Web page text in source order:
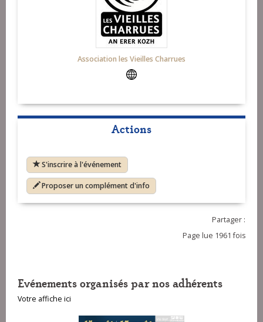
Association les Vieilles Charrues
Actions
S'inscrire à l'événement
Proposer un complément d'info
Partager :
Page lue 1961 fois
Evénements organisés par nos adhérents
Votre affiche ici